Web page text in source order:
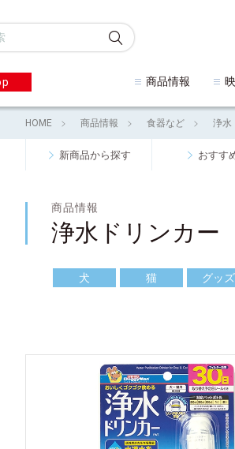
商品情報
HOME 商品情報 食器など 浄水
新商品から探す おすす
商品情報
浄水ドリンカー
犬 猫 グッズ